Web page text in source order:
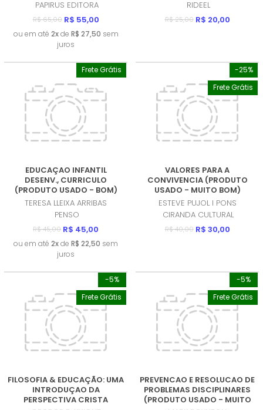
PAPIRUS EDITORA
R$ 65,00 R$ 55,00
ou em até 2xde R$ 27,50 sem
juros
RIDEEL
R$ 25,00 R$ 20,00
Frete Grátis
EDUCAÇAO INFANTIL
DESENV., CURRICULO
(PRODUTO USADO - BOM)
TERESA LLEIXA ARRIBAS
PENSO
R$ 45,00 R$ 45,00
ou em até 2xde R$ 22,50 sem
juros
-25%
Frete Grátis
VALORES PARA A
CONVIVENCIA (PRODUTO
USADO - MUITO BOM)
ESTEVE PUJOL I PONS
CIRANDA CULTURAL
R$ 40,00 R$ 30,00
-5%
Frete Grátis
FILOSOFIA & EDUCAÇÃO: UMA
INTRODUÇAO DA
PERSPECTIVA CRISTA
-5%
Frete Grátis
PREVENCAO E RESOLUCAO DE
PROBLEMAS DISCIPLINARES
(PRODUTO USADO - MUITO